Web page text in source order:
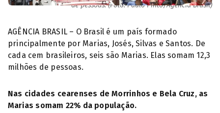
de pessoas. (Foto: Paulo Pinto/Agência Brasil)
AGÊNCIA BRASIL – O Brasil é um país formado
principalmente por Marias, Josés, Silvas e Santos. De
cada cem brasileiros, seis são Marias. Elas somam 12,3
milhões de pessoas.
Nas cidades cearenses de Morrinhos e Bela Cruz, as
Marias somam 22% da população.